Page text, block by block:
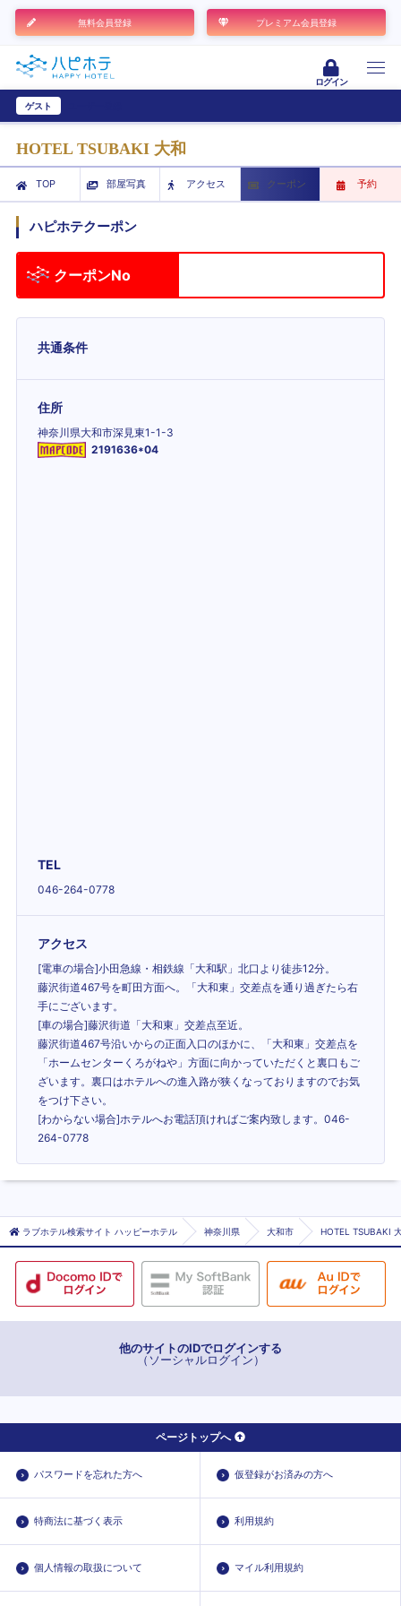
無料会員登録 プレミアム会員登録
ログイン
ゲスト
HOTEL TSUBAKI 大和
TOP 部屋写真 アクセス クーポン 予約
ハピホテクーポン
クーポンNo
共通条件
住所
神奈川県大和市深見東1-1-3
2191636*04
TEL
046-264-0778
アクセス
[電車の場合]小田急線・相鉄線「大和駅」北口より徒歩12分。
藤沢街道467号を町田方面へ。「大和東」交差点を通り過ぎたら右
手にございます。
[車の場合]藤沢街道「大和東」交差点至近。
藤沢街道467号沿いからの正面入口のほかに、「大和東」交差点を
「ホームセンターくろがねや」方面に向かっていただくと裏口もご
ざいます。裏口はホテルへの進入路が狭くなっておりますのでお気
をつけ下さい。
[わからない場合]ホテルへお電話頂ければご案内致します。046-
264-0778
ラブホテル検索サイト ハッピーホテル 神奈川県 大和市 HOTEL TSUBAKI
他のサイトのIDでログインする
（ソーシャルログイン）
ページトップへ
パスワードを忘れた方へ 仮登録がお済みの方へ
特商法に基づく表示 利用規約
個人情報の取扱について マイル利用規約